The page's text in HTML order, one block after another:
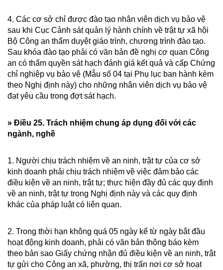
4. Các cơ sở chỉ được đào tạo nhân viên dịch vụ bảo vệ
sau khi Cục Cảnh sát quản lý hành chính về trật tự xã hội
Bộ Công an thẩm duyệt giáo trình, chương trình đào tạo.
Sau khóa đào tạo phải có văn bản đề nghị cơ quan Công
an có thẩm quyền sát hạch đánh giá kết quả và cấp Chứng
chỉ nghiệp vụ bảo vệ (Mẫu số 04 tại Phụ lục ban hành kèm
theo Nghị định này) cho những nhân viên dịch vụ bảo vệ
đạt yêu cầu trong đợt sát hạch.
» Điều 25. Trách nhiệm chung áp dụng đối với các
ngành, nghề
1. Người chịu trách nhiệm về an ninh, trật tự của cơ sở
kinh doanh phải chịu trách nhiệm về việc đảm bảo các
điều kiện về an ninh, trật tự; thực hiện đầy đủ các quy định
về an ninh, trật tự trong Nghị định này và các quy định
khác của pháp luật có liên quan.
2. Trong thời hạn không quá 05 ngày kể từ ngày bắt đầu
hoạt động kinh doanh, phải có văn bản thông báo kèm
theo bản sao Giấy chứng nhận đủ điều kiện về an ninh, trật
tự gửi cho Công an xã, phường, thị trấn nơi cơ sở hoạt